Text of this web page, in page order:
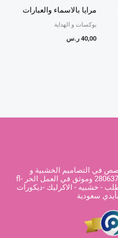
مرايا بالاسماء والعبارات
بوكسات و الهداية
40,00 ر.س
في التصاميم الخشبية و
الاكرليك، مسجل في معروف 280637 وموثق في العمل الحر fl-
الطلب - خشبيه - الاكرليك -ديكورات
سعودية